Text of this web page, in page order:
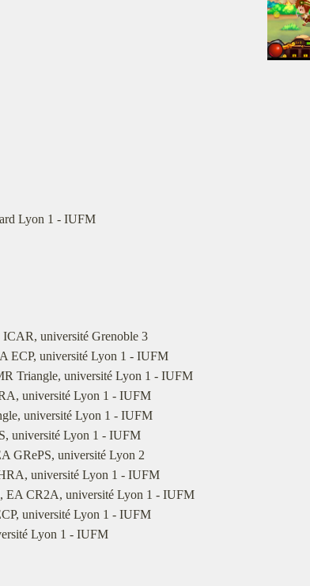
Lyon 1 - IUFM
université Grenoble 3
ECP, université Lyon 1 - IUFM
Triangle, université Lyon 1 - IUFM
université Lyon 1 - IUFM
université Lyon 1 - IUFM
université Lyon 1 - IUFM
GRePS, université Lyon 2
université Lyon 1 - IUFM
EA CR2A, université Lyon 1 - IUFM
université Lyon 1 - IUFM
Lyon 1 - IUFM